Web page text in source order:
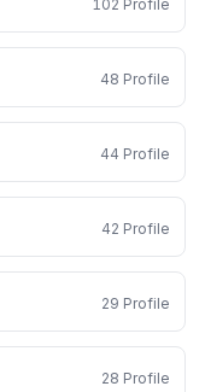
102 Profile
48 Profile
44 Profile
42 Profile
29 Profile
28 Profile